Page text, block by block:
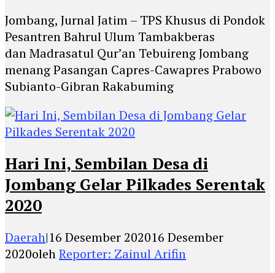
Jombang, Jurnal Jatim – TPS Khusus di Pondok
Pesantren Bahrul Ulum Tambakberas
dan Madrasatul Qur’an Tebuireng Jombang
menang Pasangan Capres-Cawapres Prabowo
Subianto-Gibran Rakabuming
Hari Ini, Sembilan Desa di
Jombang Gelar Pilkades Serentak
2020
Daerah|16 Desember 202016 Desember
2020olehReporter: Zainul Arifin